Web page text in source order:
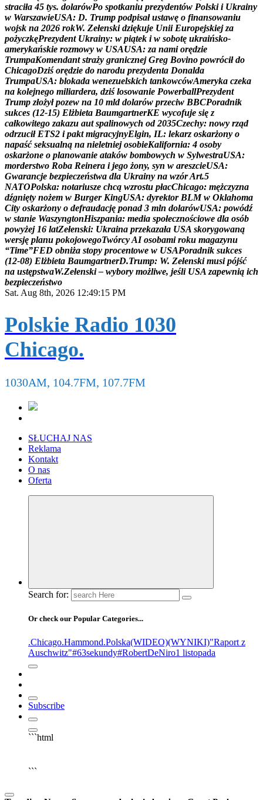
straciła 45 tys. dolarówPo spotkaniu prezydentów Polski i Ukrainy
w WarszawieUSA: D. Trump podpisał ustawę o finansowaniu
wojsk na 2026 rokW. Zełenski dziękuje Unii Europejskiej za
pożyczkęPrezydent Ukrainy: w piątek i w sobotę ukraińsko-
amerykańskie rozmowy w USAUSA: za nami orędzie
TrumpaKomendant straży granicznej Greg Bovino powrócił do
ChicagoDziś orędzie do narodu prezydenta Donalda
TrumpaUSA: blokada wenezuelskich tankowcówAmeryka czeka
na kolejnego miliardera, dziś losowanie PowerballPrezydent
Trump złożył pozew na 10 mld dolarów przeciw BBCPoradnik
sukces (12-15) Elżbieta BaumgartnerKE wycofuje się z
całkowitego zakazu aut spalinowych od 2035Czechy: nowy rząd
odrzucił ETS2 i pakt migracyjnyElgin, IL: lekarz oskarżony o
napaść seksualną na nieletniej osobieKalifornia: 4 osoby
oskarżone o planowanie ataków bombowych w SylwestraUSA:
morderstwo Roba Reinera i jego żony, syn w areszcieUSA:
Gwarancje bezpieczeństwa dla Ukrainy na wzórArt.5
NATOPolska: notariusze chcą wzrostu płacChicago: mężczyzna
dźgnięty nożem w Burger KingUSA: dyrektor BLM w Oklahoma
City oskarżony o defraudację ponad 3 mln dolarówUSA: powódź
w stanie WaszyngtonHiszpania: media społecznościowe dla osób
powyżej 16 latZełenski: Ukraina przekazała USA skorygowaną
wersję planu pokojowegoTwórcyAI osobami roku magazynu
“Time”FED obniża stopy procentowe w USAPoradnik sukces
(12-08) Elżbieta BaumgartnerD.Trump: W. Zełenski musi pójść
na ustępstwaW.Zełenski – wybory możliwe, jeśli USA zapewnią ich
bezpieczeństwo
Sat. Aug 8th, 2026 12:49:16 PM
Polskie Radio 1030
Chicago.
1030AM, 104.7FM, 107.7FM
SŁUCHAJ NAS
Reklama
Kontakt
O nas
Oferta
Search for:
Or check our Popular Categories...
.Chicago.Hammond.Polska(WIDEO)(WYNIKI)"Raport z
Auschwitz"#63sekundy#RobertDeNiro1 listopada
Subscribe
```html
```